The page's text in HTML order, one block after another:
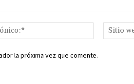
Correo
electrónico:*
la próxima vez que comente.